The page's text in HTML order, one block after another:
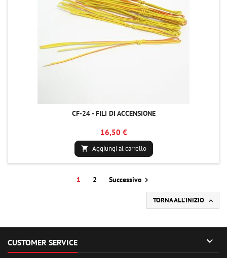
CF-24 - FILI DI ACCENSIONE
16,50 €
 Aggiungi al carrello
1 2 Successivo 
TORNA ALL'INIZIO 
CUSTOMER SERVICE 